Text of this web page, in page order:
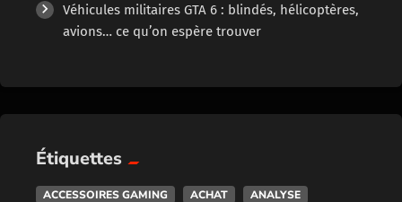
Véhicules militaires GTA 6 : blindés, hélicoptères,
avions… ce qu’on espère trouver
Étiquettes
ACCESSOIRES GAMING ACHAT
ANALYSE